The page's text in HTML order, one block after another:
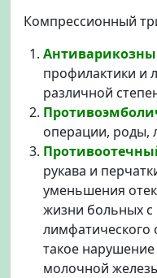
Компрессионный
профилактики и
различной
операции,
рукава и
уменьшения
жизни больных
лимфатического
такое нарушение
молочной